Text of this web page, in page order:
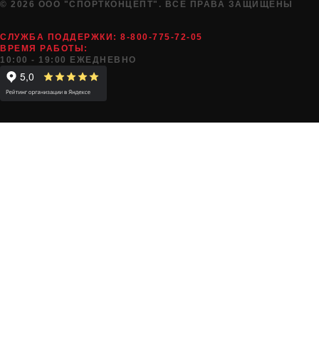
© 2026 ООО "СПОРТКОНЦЕПТ". ВСЕ ПРАВА ЗАЩИЩЕНЫ
СЛУЖБА ПОДДЕРЖКИ: 8-800-775-72-05
ВРЕМЯ РАБОТЫ:
10:00 - 19:00 ЕЖЕДНЕВНО